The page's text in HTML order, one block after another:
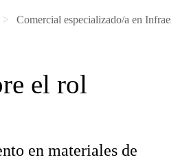
Comercial especializado/a en
el rol
en materiales de